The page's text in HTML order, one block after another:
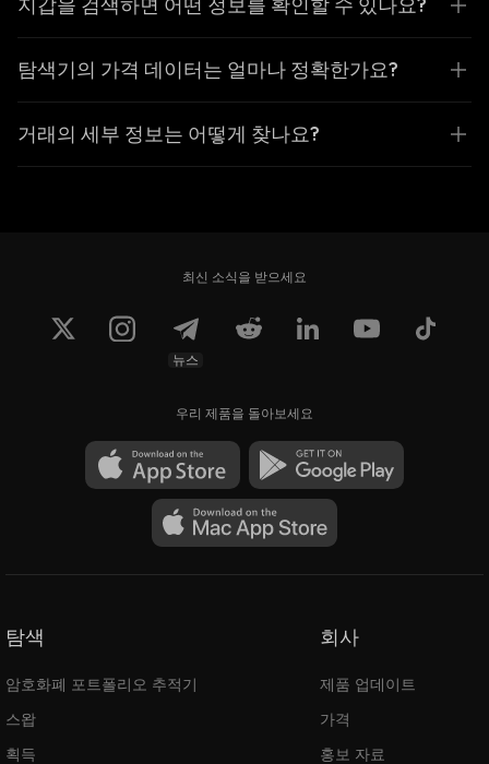
탐색기의 가격 데이터는 얼마나 정확한가요?
거래의 세부 정보는 어떻게 찾나요?
최신 소식을 받으세요
뉴스
우리 제품을 돌아보세요
탐색
암호화폐 포트폴리오 추적기
스왑
획득
회사
제품 업데이트
가격
홍보 자료